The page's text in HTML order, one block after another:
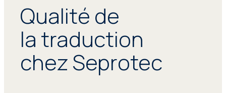
Qualité de
la traduction
chez Seprotec